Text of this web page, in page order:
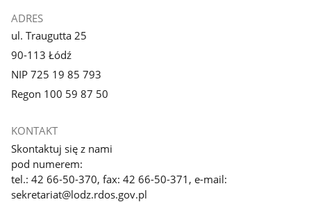
ADRES
ul. Traugutta 25
90-113 Łódź
NIP 725 19 85 793
Regon 100 59 87 50
KONTAKT
Skontaktuj się z nami
pod numerem:
tel.: 42 66-50-370, fax: 42 66-50-371, e-mail:
sekretariat@lodz.rdos.gov.pl